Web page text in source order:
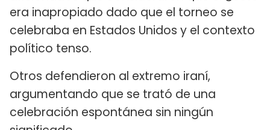
era inapropiado dado que el torneo se
celebraba en Estados Unidos y el contexto
político tenso.
Otros defendieron al extremo iraní,
argumentando que se trató de una
celebración espontánea sin ningún